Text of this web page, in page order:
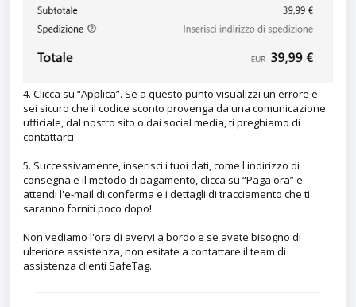
4. Clicca su “Applica”. Se a questo punto visualizzi un errore e
sei sicuro che il codice sconto provenga da una comunicazione
ufficiale, dal nostro sito o dai social media, ti preghiamo di
contattarci.
5. Successivamente, inserisci i tuoi dati, come l'indirizzo di
consegna e il metodo di pagamento, clicca su “Paga ora” e
attendi l'e-mail di conferma e i dettagli di tracciamento che ti
saranno forniti poco dopo!
Non vediamo l'ora di avervi a bordo e se avete bisogno di
ulteriore assistenza, non esitate a contattare il team di
assistenza clienti SafeTag.